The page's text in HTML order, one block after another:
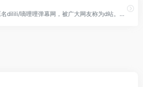
五弹幕/5DM，原名dilili/嘀哩哩弹幕网，被广大网友称为d站。以传递正能量为宗旨,致力于打造真正的二次元理想乡。嘀哩嘀哩弹幕网